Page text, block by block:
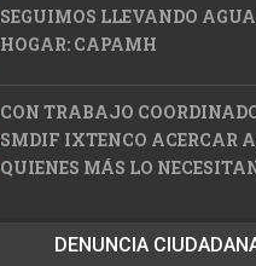
SEGUIMOS LLEVANDO
HOGAR: CAPAMH
CON TRABAJO
SMDIF IXTENCO ACERCAR
QUIENES MÁS LO
DENUNCIA